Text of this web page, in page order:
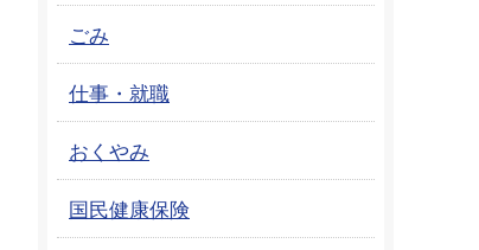
ごみ
仕事・就職
おくやみ
国民健康保険